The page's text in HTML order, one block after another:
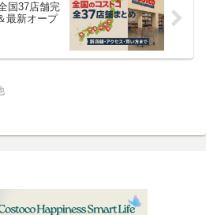
国37店舗完
最新オープ